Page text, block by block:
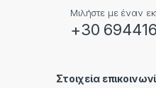
Μιλήστε με έναν
+30
Στοιχεία